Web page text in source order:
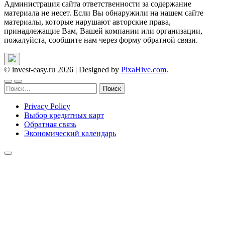
Администрация сайта ответственности за содержание
материала не несет. Если Вы обнаружили на нашем сайте
материалы, которые нарушают авторские права,
принадлежащие Вам, Вашей компании или организации,
пожалуйста, сообщите нам через форму обратной связи.
© invest-easy.ru 2026 | Designed by PixaHive.com.
Найти:
Privacy Policy
Выбор кредитных карт
Обратная связь
Экономический календарь